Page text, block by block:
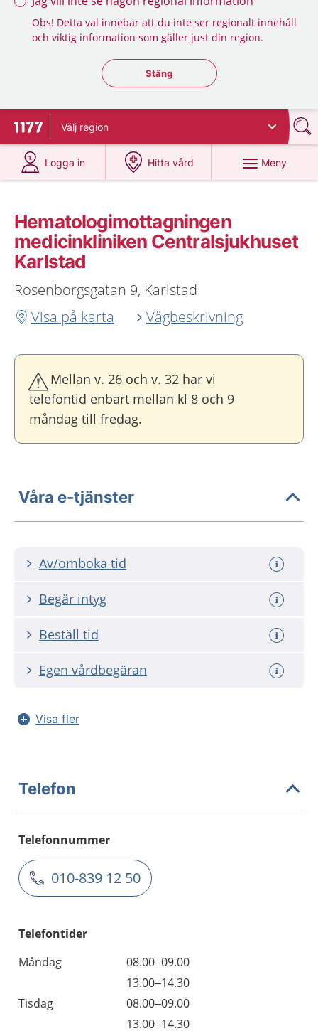
Obs! Detta val innebär att du inte ser regionalt innehåll
och viktig information som gäller just din region.
Stäng regionsväljaren
Stäng
Till startsidan för 1177
Välj region
Logga in
på 1177.se
Hitta vård
på 1177.se
Meny
Hematologimottagningen
medicinkliniken Centralsjukhuset
Karlstad
Rosenborgsgatan 9, Karlstad
Visa på karta
Vägbeskrivning
Mellan v. 26 och v. 32 har vi
telefontid enbart mellan kl 8 och 9
måndag till fredag.
Våra e-tjänster
Av/omboka tid
Begär intyg
Beställ tid
Egen vårdbegäran
Visa fler
Telefon
Telefonnummer
010-839 12 50
Telefontider
Måndag
08.00–09.00
13.00–14.30
Tisdag
08.00–09.00
13.00–14.30